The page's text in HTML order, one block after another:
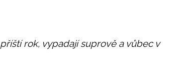
rok, vypadají suprově a vůbec v